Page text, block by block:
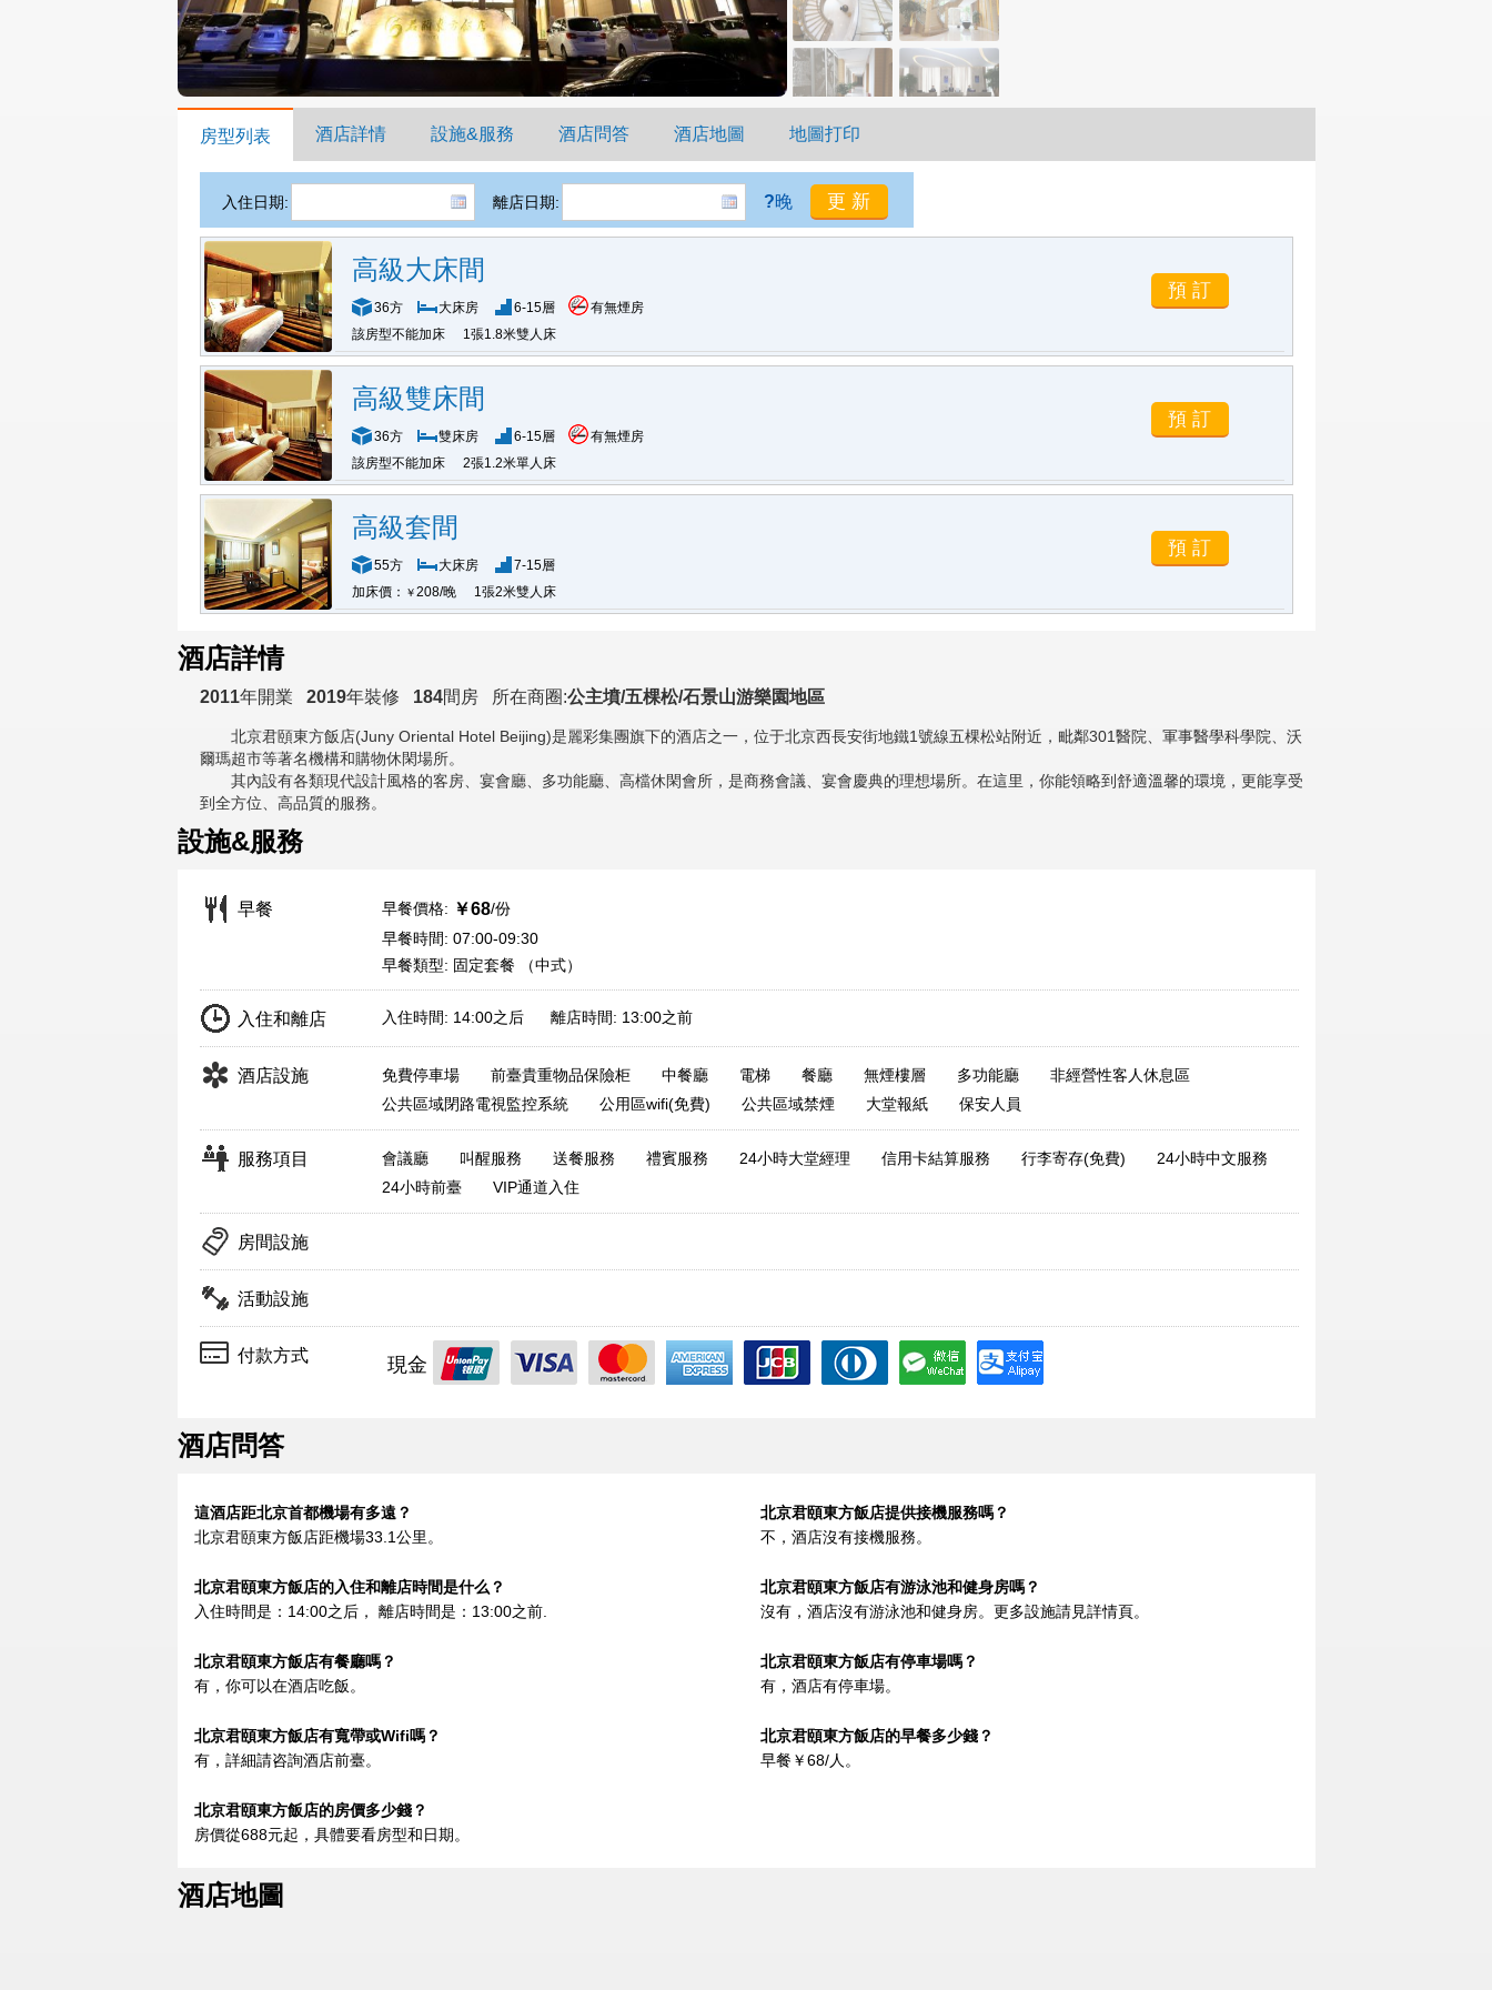
房型列表 酒店詳情 設施&服務 酒店問答 酒店地圖 地圖打印
入住日期: 離店日期: ?晚
高級大床間
36方 大床房 6-15層
有無煙房
該房型不能加床
1張1.8米雙人床
高級雙床間
36方 雙床房 6-15層
有無煙房
該房型不能加床
2張1.2米單人床
高級套間
55方 大床房
7-15層
加床價：
￥208/晚 1張2米雙人床
酒店詳情
2011年開業 2019年裝修 184間房 所在商圈:公主墳/五棵松/石景山游樂園地區
北京君頤東方飯店(Juny Oriental Hotel Beijing)是麗彩集團旗下的酒店之一，位于北京西長安街地鐵1號線五棵松站附近，毗鄰301醫院、軍事醫學科學院、沃
爾瑪超市等著名機構和購物休閑場所。
其內設有各類現代設計風格的客房、宴會廳、多功能廳、高檔休閑會所，是商務會議、宴會慶典的理想場所。在這里，你能領略到舒適溫馨的環境，更能享受
到全方位、高品質的服務。
設施&服務
早餐 早餐價格: ￥68/份
早餐時間: 07:00-09:30
早餐類型: 固定套餐 （中式）
入住和離店 入住時間: 14:00之后 離店時間: 13:00之前
酒店設施 免費停車場 前臺貴重物品保險柜 中餐廳 電梯 餐廳 無煙樓層 多功能廳
非經營性客人休息區
公共區域閉路電視監控系統
公用區wifi(免費) 公共區域禁煙 大堂報紙 保安人員
服務項目 會議廳 叫醒服務 送餐服務 禮賓服務 24小時大堂經理 信用卡結算服務 行李寄存(免費)
24小時中文服務
24小時前臺
VIP通道入住
房間設施
活動設施
付款方式 現金
酒店問答
這酒店距北京首都機場有多遠？
北京君頤東方飯店距機場33.1公里。
北京君頤東方飯店提供接機服務嗎？
不，酒店沒有接機服務。
北京君頤東方飯店的入住和離店時間是什么？
入住時間是：14:00之后， 離店時間是：13:00之前.
北京君頤東方飯店有游泳池和健身房嗎？
沒有，酒店沒有游泳池和健身房。更多設施請見詳情頁。
北京君頤東方飯店有餐廳嗎？
有，你可以在酒店吃飯。
北京君頤東方飯店有停車場嗎？
有，酒店有停車場。
北京君頤東方飯店有寬帶或Wifi嗎？
有，詳細請咨詢酒店前臺。
北京君頤東方飯店的早餐多少錢？
早餐￥68/人。
北京君頤東方飯店的房價多少錢？
房價從688元起，具體要看房型和日期。
酒店地圖